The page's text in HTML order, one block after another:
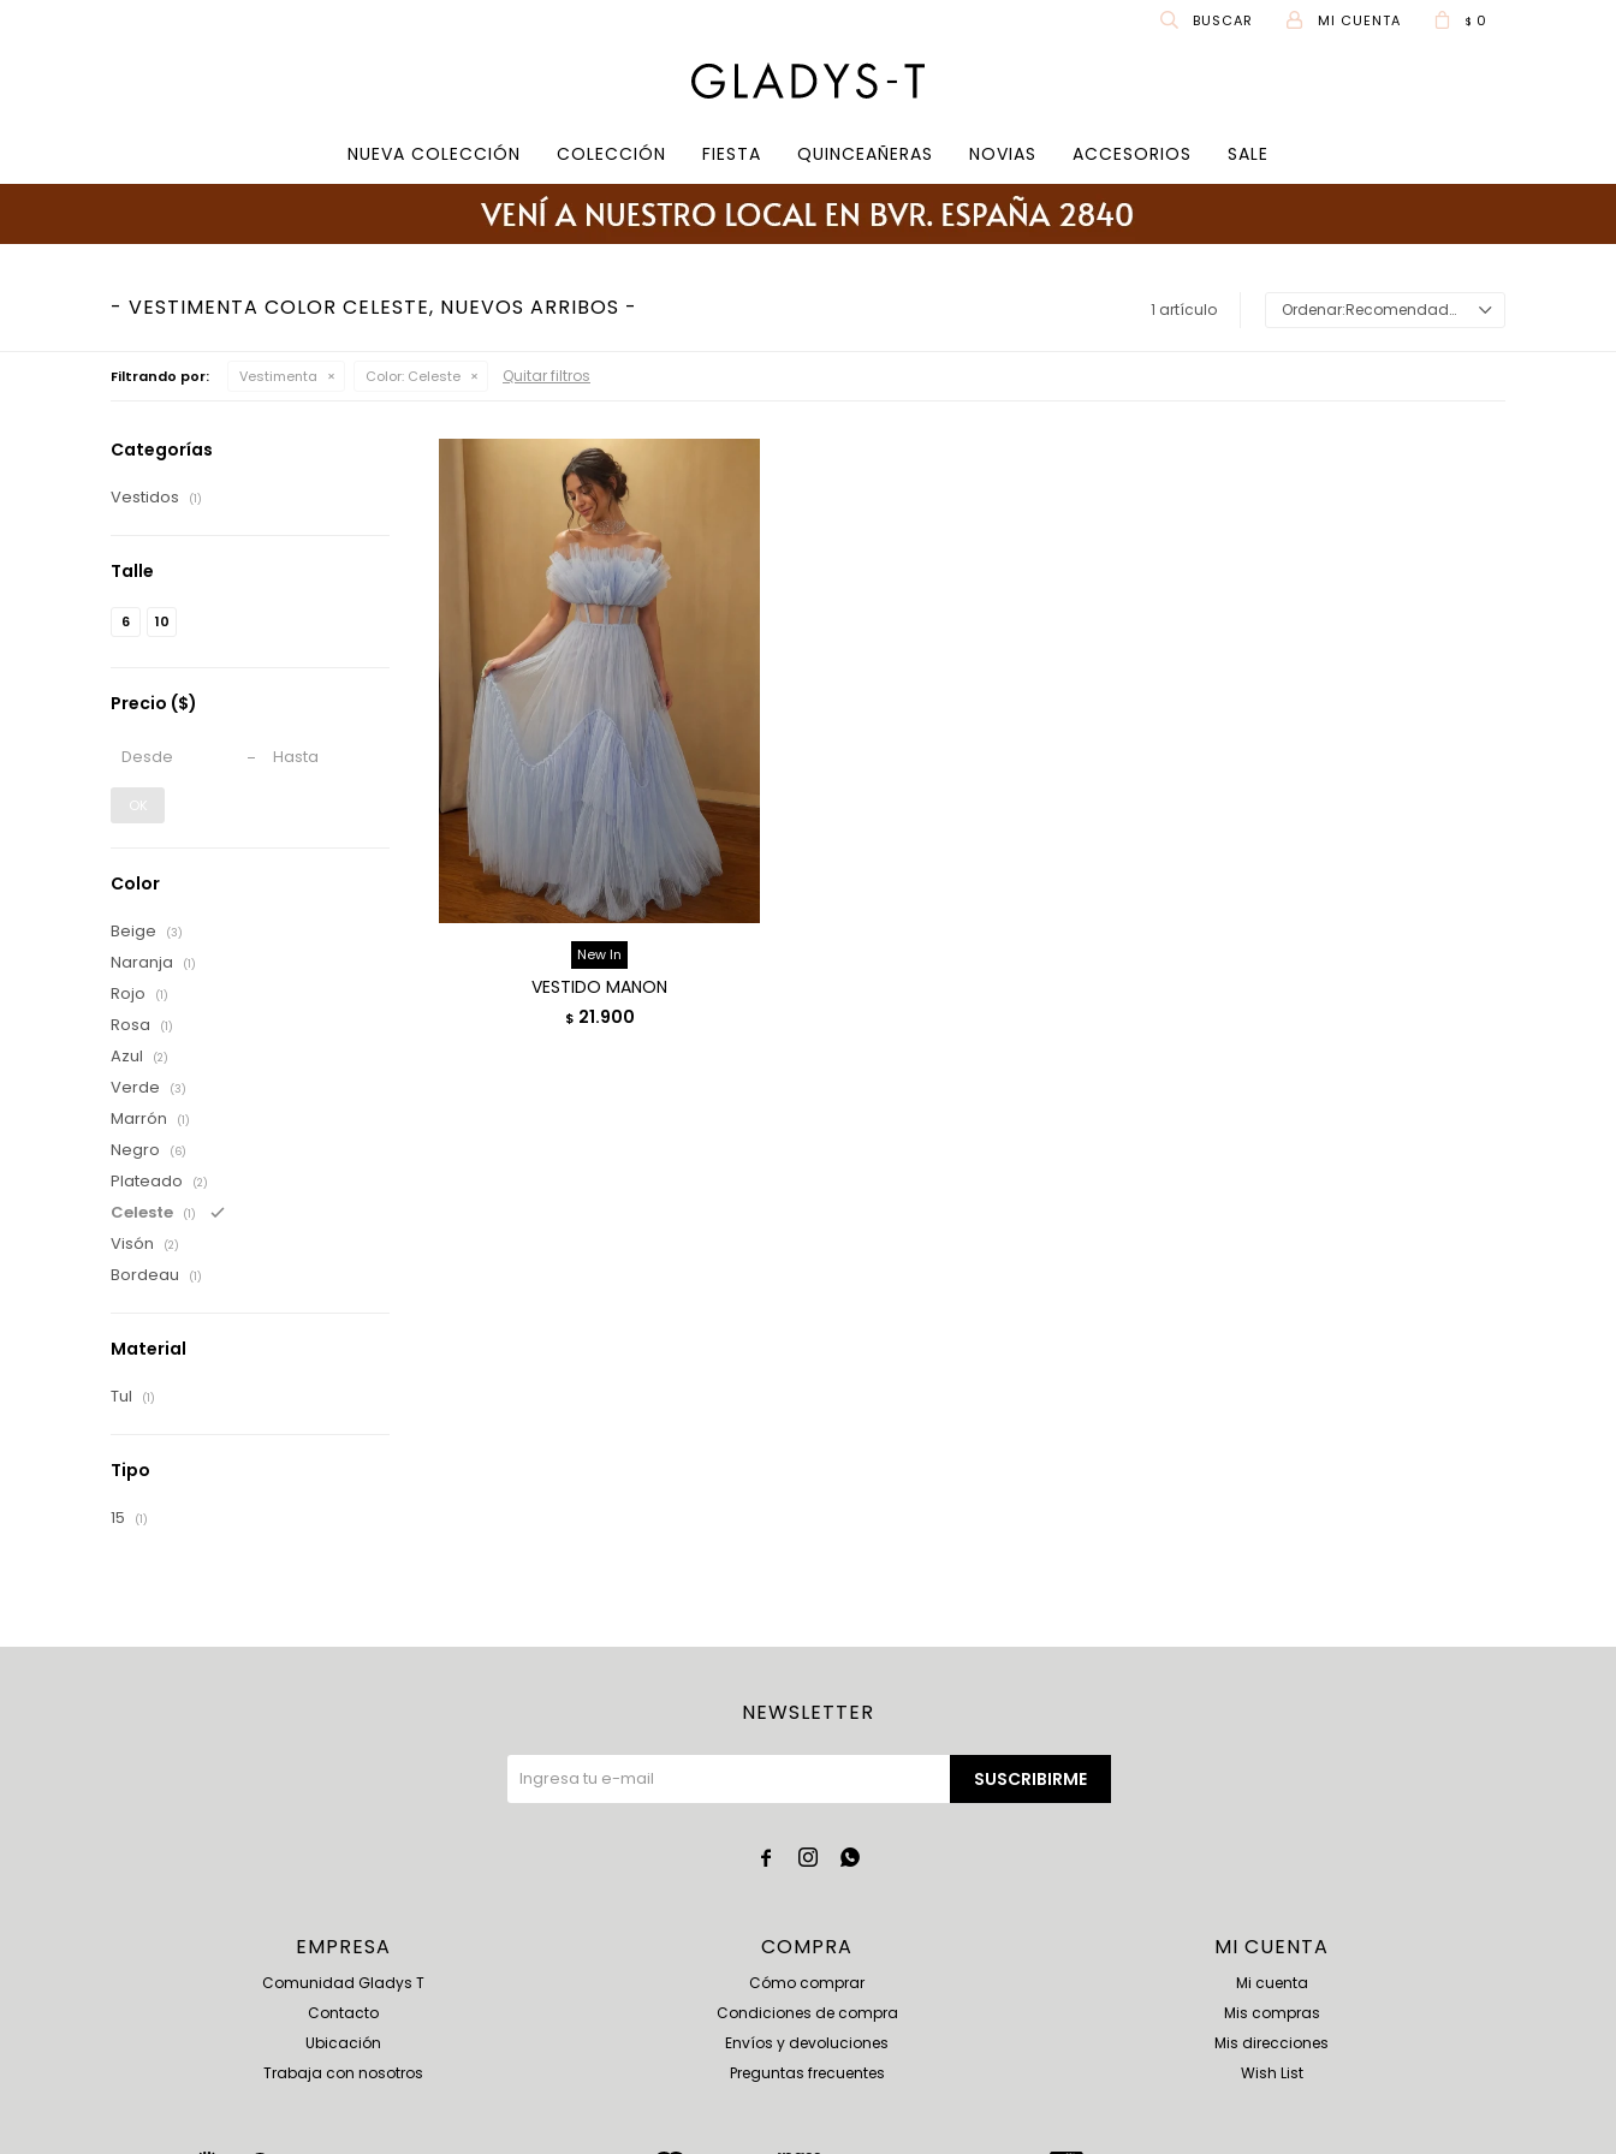
NUEVA COLECCIÓN COLECCIÓN FIESTA QUINCEAÑERAS NOVIAS ACCESORIOS SALE
$ 0
VESTIMENTA COLOR CELESTE, NUEVOS ARRIBOS 1 artículo Recomendados
Filtrando por: Vestimenta Color: Celeste Quitar filtros
New In
VESTIDO MANON
$ 21.900
Categorías
Vestidos (1)
Talle
6 10
Precio ($)
OK
Color
Beige (3)
Naranja (1)
Rojo (1)
Rosa (1)
Azul (2)
Verde (3)
Marrón (1)
Negro (6)
Plateado (2)
Celeste (1)
Visón (2)
Bordeau (1)
Material
Tul (1)
Tipo
15 (1)
EMPRESA
Comunidad Gladys T
Contacto
Ubicación
Trabaja con nosotros
COMPRA
Cómo comprar
Condiciones de compra
Envíos y devoluciones
Preguntas frecuentes
MI CUENTA
Mi cuenta
Mis compras
Mis direcciones
Wish List
NEWSLETTER
SUSCRIBIRME
  